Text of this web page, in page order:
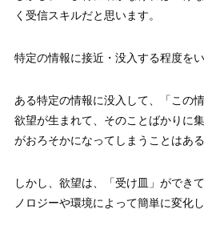
く受信スキルだと思います。
特定の情報に接近・没入する程度を
ある特定の情報に没入して、「この
欲望が生まれて、そのことばかりに
がおろそかになってしまうことはある
しかし、欲望は、「受け皿」ができ
ノロジーや環境によって簡単に変化し